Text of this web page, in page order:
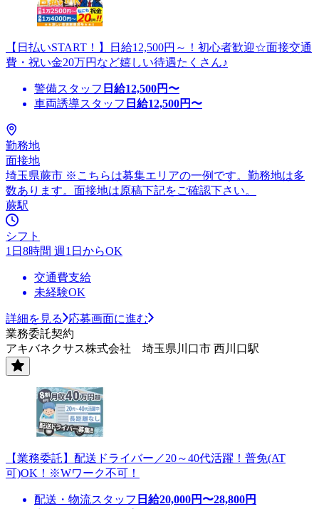
【日払いSTART！】日給12,500円～！初心者歓迎☆面接交通
費・祝い金20万円など嬉しい待遇たくさん♪
警備スタッフ 日給12,500円〜
車両誘導スタッフ 日給12,500円〜
勤務地
面接地
埼玉県蕨市 ※こちらは募集エリアの一例です。勤務地は多
数あります。面接地は原稿下記をご確認下さい。
蕨駅
シフト
1日8時間 週1日からOK
交通費支給
未経験OK
詳細を見る
応募画面に進む
業務委託契約
アキバネクサス株式会社 埼玉県川口市 西川口駅
【業務委託】配送ドライバー／20～40代活躍！普免(AT
可)OK！※Wワーク不可！
配送・物流スタッフ 日給20,000円〜28,800円